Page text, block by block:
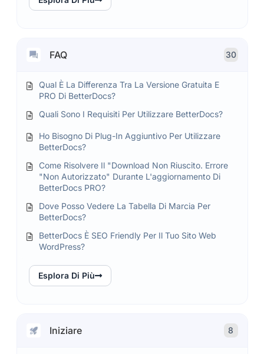
FAQ 30
Qual È La Differenza Tra La Versione Gratuita E
PRO Di BetterDocs?
Quali Sono I Requisiti Per Utilizzare BetterDocs?
Ho Bisogno Di Plug-In Aggiuntivo Per Utilizzare
BetterDocs?
Come Risolvere Il "Download Non Riuscito. Errore
"Non Autorizzato" Durante L'aggiornamento Di
BetterDocs PRO?
Dove Posso Vedere La Tabella Di Marcia Per
BetterDocs?
BetterDocs È SEO Friendly Per Il Tuo Sito Web
WordPress?
Esplora Di Più
Iniziare 8